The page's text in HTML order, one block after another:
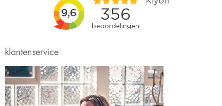
klantenservice